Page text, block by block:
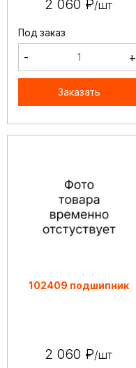
2 060 ₽/шт
Под заказ
- +
Заказать
102409 подшипник
2 060 ₽/шт